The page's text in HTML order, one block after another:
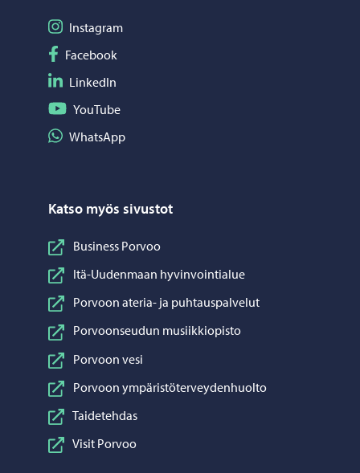
Seuraa Instagram
Instagram
Seuraa Facebook
Facebook
Seuraa LinkedIn
LinkedIn
Seuraa YouTube
YouTube
Jaa WhatsApp
WhatsApp
Katso myös sivustot
Business Porvoo
Itä-Uudenmaan hyvinvointialue
Porvoon ateria- ja puhtauspalvelut
Porvoonseudun musiikkiopisto
Porvoon vesi
Porvoon ympäristöterveydenhuolto
Taidetehdas
Visit Porvoo